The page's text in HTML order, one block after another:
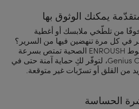
يمكنك الوثوق بها
من تلطّخي ملابسك أو أغطية
في كل مرة تنهضين فيها من السرير؟
الآن يمكنك الاسترخاء. فوط ENROUSH الصحية تمتص بسرعة
وكفاءة بفضل تقنية Genius Core، لتوفّر لكِ حماية آمنة حتى في
من القلق أو تسرّبات غير متوقعة.
الحساسة